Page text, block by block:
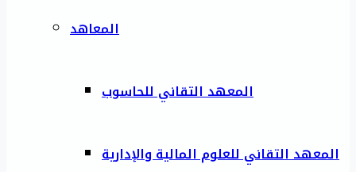
المعاهد
المعهد التقاني للحاسوب
المعهد التقاني للعلوم المالية والإدارية